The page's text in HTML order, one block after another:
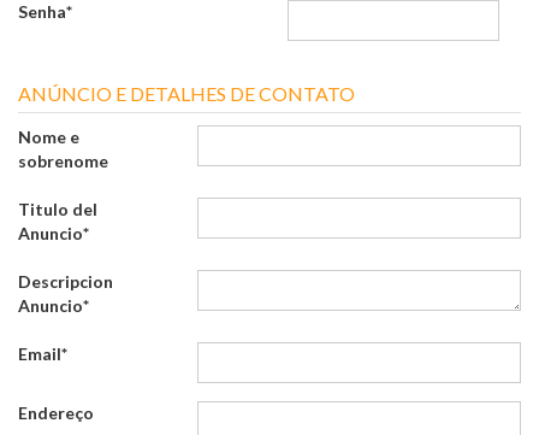
Senha*
ANÚNCIO E DETALHES DE CONTATO
Nome e
sobrenome
Titulo del
Anuncio*
Descripcion
Anuncio*
Email*
Endereço